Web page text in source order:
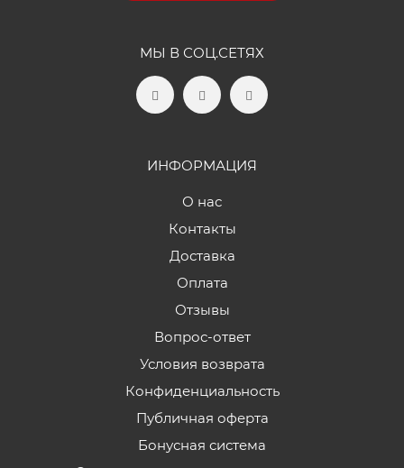
МЫ В СОЦ.СЕТЯХ
ИНФОРМАЦИЯ
О нас
Контакты
Доставка
Оплата
Отзывы
Вопрос-ответ
Условия возврата
Конфиденциальность
Публичная оферта
Бонусная система